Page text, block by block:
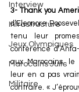
Interview
Infrastructure
Jeux Olympiques
Marocains Juifs
Militaire
3- Thank you
d’Eleonore
tenu leur
conférence
aux Marocains, le
leur en a pas
contraire. «